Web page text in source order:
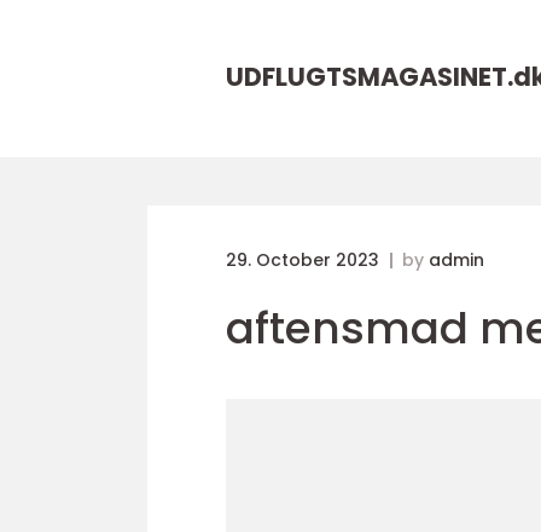
UDFLUGTSMAGASINET.
29. October 2023 by admin
aftensmad